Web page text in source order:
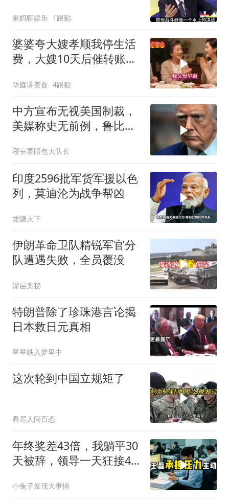
果妈聊娱乐 1跟贴
婆婆夸大嫂孝顺我停生活
费，大嫂10天后催转账，
华庭讲美食 4跟贴
中方宣布无视美国制裁，
美媒称史无前例，鲁比
寝室显眼包大队长
印度2596批军货军援以色
列，莫迪沦为战争帮凶
龙隐天下
伊朗革命卫队精锐军官分
队遭遇失败，全员覆没
深层奥秘
特朗普除了珍珠港言论揭
日本救日元真相
星星跌入梦里中
这次轮到中国立规矩了
看尽人间百态
年终奖差43倍，我躺平30
天被辞，领导一天狂接47
小兔子发现大事情